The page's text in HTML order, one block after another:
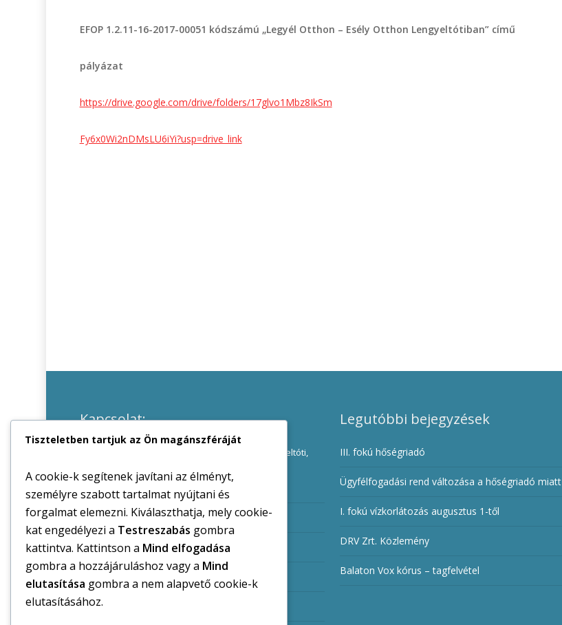
EFOP 1.2.11-16-2017-00051 kódszámú „Legyél Otthon – Esély Otthon Lengyeltótiban” című
pályázat
https://drive.google.com/drive/folders/17glvo1Mbz8IkSm
Fy6x0Wi2nDMsLU6iYi?usp=drive_link
Kapcsolat:
8693 Lengyeltóti,
Zrínyi u. 2.
Telefon :
85/530-004
85/530-005
85/530-016
85/530-017
E-mail cím : lengyeltoti[kukac]somogy.hu
Legutóbbi bejegyzések
III. fokú hőségriadó
Ügyfélfogadási rend változása a hőségriadó miatt
I. fokú vízkorlátozás augusztus 1-től
DRV Zrt. Közlemény
Balaton Vox kórus – tagfelvétel
Tiszteletben tartjuk az Ön magánszféráját
A cookie-k segítenek javítani az élményt,
személyre szabott tartalmat nyújtani és
forgalmat elemezni. Kiválaszthatja, mely cookie-
kat engedélyezi a Testreszabás gombra
kattintva. Kattintson a Mind elfogadása
gombra a hozzájáruláshoz vagy a Mind
elutasítása gombra a nem alapvető cookie-k
elutasításához.